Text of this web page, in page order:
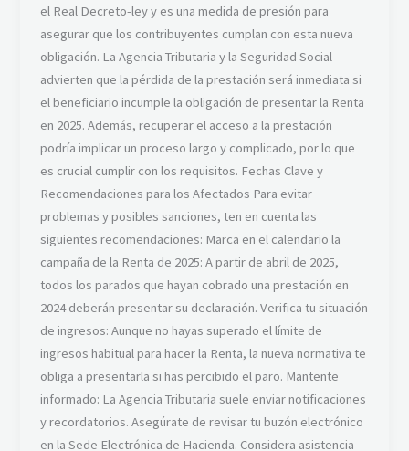
el Real Decreto-ley y es una medida de presión para
asegurar que los contribuyentes cumplan con esta nueva
obligación. La Agencia Tributaria y la Seguridad Social
advierten que la pérdida de la prestación será inmediata si
el beneficiario incumple la obligación de presentar la Renta
en 2025. Además, recuperar el acceso a la prestación
podría implicar un proceso largo y complicado, por lo que
es crucial cumplir con los requisitos. Fechas Clave y
Recomendaciones para los Afectados Para evitar
problemas y posibles sanciones, ten en cuenta las
siguientes recomendaciones: Marca en el calendario la
campaña de la Renta de 2025: A partir de abril de 2025,
todos los parados que hayan cobrado una prestación en
2024 deberán presentar su declaración. Verifica tu situación
de ingresos: Aunque no hayas superado el límite de
ingresos habitual para hacer la Renta, la nueva normativa te
obliga a presentarla si has percibido el paro. Mantente
informado: La Agencia Tributaria suele enviar notificaciones
y recordatorios. Asegúrate de revisar tu buzón electrónico
en la Sede Electrónica de Hacienda. Considera asistencia